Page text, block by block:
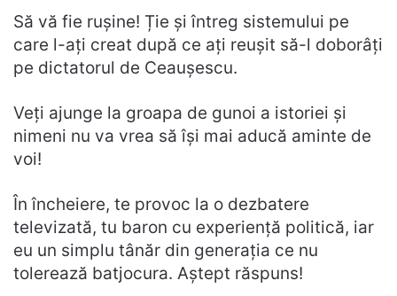
Să vă fie rușine! Ție și întreg sistemului pe
care l-ați creat după ce ați reușit să-l doborâți
pe dictatorul de Ceaușescu.
Veți ajunge la groapa de gunoi a istoriei și
nimeni nu va vrea să își mai aducă aminte de
voi!
În încheiere, te provoc la o dezbatere
televizată, tu baron cu experiență politică, iar
eu un simplu tânăr din generația ce nu
tolerează batjocura. Aștept răspuns!